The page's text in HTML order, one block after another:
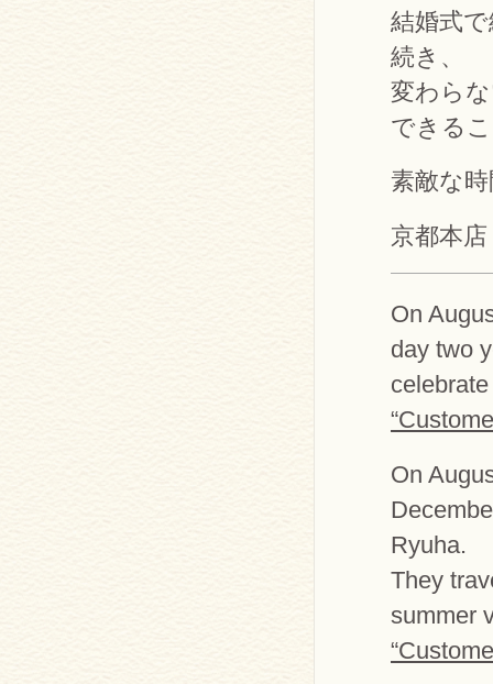
結婚式
続き、
変わら
できる
素敵な
京都本
On
day two
On
Ryuha.
They
summer